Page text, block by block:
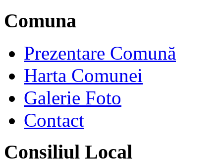
Comuna
Prezentare Comună
Harta Comunei
Galerie Foto
Contact
Consiliul Local